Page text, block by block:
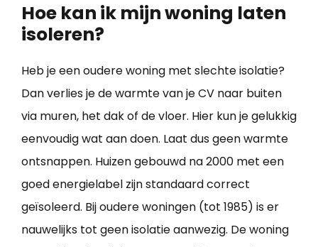
Hoe kan ik mijn woning laten
isoleren?
Heb je een oudere woning met slechte isolatie?
Dan verlies je de warmte van je CV naar buiten
via muren, het dak of de vloer. Hier kun je gelukkig
eenvoudig wat aan doen. Laat dus geen warmte
ontsnappen. Huizen gebouwd na 2000 met een
goed energielabel zijn standaard correct
geïsoleerd. Bij oudere woningen (tot 1985) is er
nauwelijks tot geen isolatie aanwezig. De woning